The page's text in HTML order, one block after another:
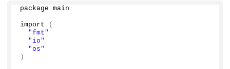
package main
import
(
"fmt"
"io"
"os"
)